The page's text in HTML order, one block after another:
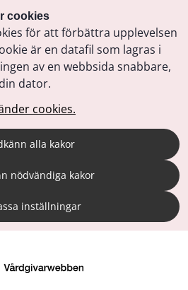
cookies
för att förbättra upplevelsen
är en datafil som lagras i
av en webbsida snabbare,
dator.
cookies.
alla kakor
nödvändiga kakor
inställningar